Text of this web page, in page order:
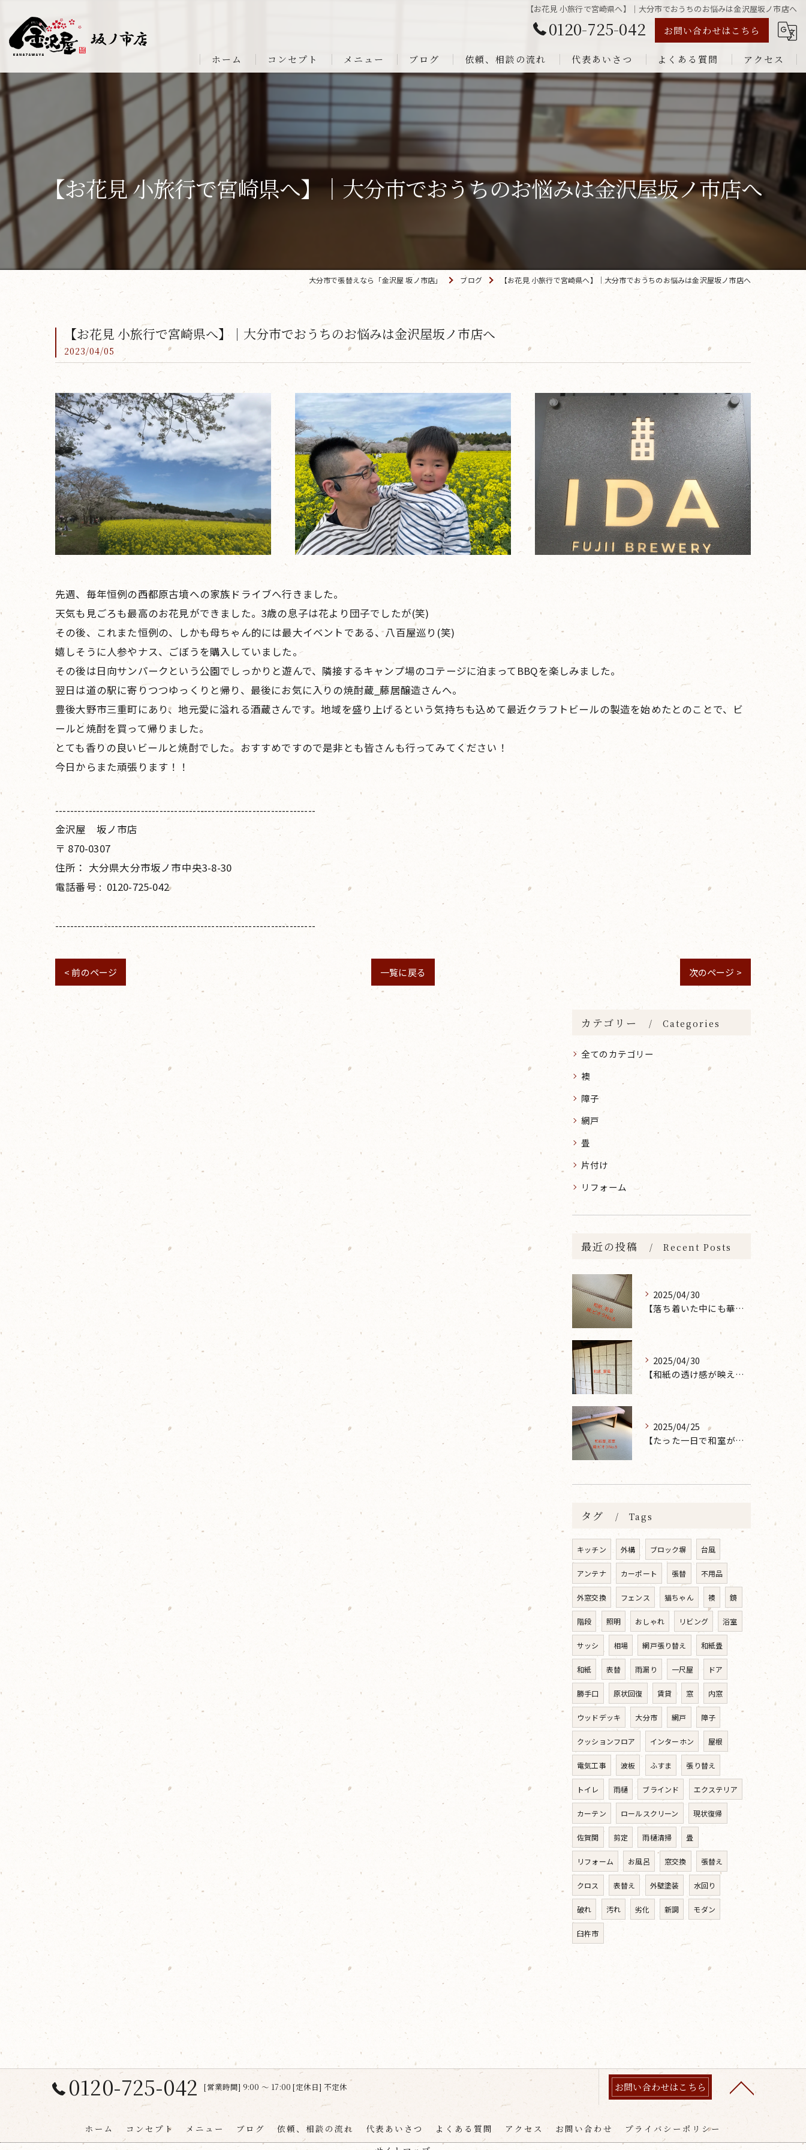
【お花見 小旅行で宮崎県へ】｜大分市でおうちのお悩みは金沢屋坂ノ市店へ
0120-725-042 お問い合わせはこちら
ホーム コンセプト メニュー ブログ 依頼、相談の流れ 代表あいさつ よくある質問 アクセス
【お花見 小旅行で宮崎県へ】｜大分市でおうちのお悩みは金沢屋坂ノ市店へ
大分市で張替えなら「金沢屋 坂ノ市店」 ブログ 【お花見 小旅行で宮崎県へ】｜大分市でおうちのお悩みは金沢屋坂ノ市店へ
【お花見 小旅行で宮崎県へ】｜大分市でおうちのお悩みは金沢屋坂ノ市店へ
2023/04/05
先週、毎年恒例の西都原古墳への家族ドライブへ行きました。
天気も見ごろも最高のお花見ができました。3歳の息子は花より団子でしたが(笑)
その後、これまた恒例の、しかも母ちゃん的には最大イベントである、八百屋巡り(笑)
嬉しそうに人参やナス、ごぼうを購入していました。
その後は日向サンパークという公園でしっかりと遊んで、隣接するキャンプ場のコテージに泊まってBBQを楽しみました。
翌日は道の駅に寄りつつゆっくりと帰り、最後にお気に入りの焼酎蔵_藤居醸造さんへ。
豊後大野市三重町にあり、地元愛に溢れる酒蔵さんです。地域を盛り上げるという気持ちも込めて最近クラフトビールの製造を始めたとのことで、ビ
ールと焼酎を買って帰りました。
とても香りの良いビールと焼酎でした。おすすめですので是非とも皆さんも行ってみてください！
今日からまた頑張ります！！
----------------------------------------------------------------------
金沢屋 坂ノ市店
〒 870-0307
住所： 大分県大分市坂ノ市中央3-8-30
電話番号 : 0120-725-042
----------------------------------------------------------------------
< 前のページ 一覧に戻る 次のページ >
カテゴリー Categories
全てのカテゴリー
襖
障子
網戸
畳
片付け
リフォーム
最近の投稿 Recent Posts
2025/04/30
【落ち着いた中にも華やかな雰囲気を】大分市で畳の表替えなら 張替本舗 金沢屋 坂ノ市店へ
2025/04/30
【和紙の透け感が映えるとても素敵な空間に】大分市で障子の張り替えなら 張替本舗 金沢屋 坂ノ市店へ
2025/04/25
【たった一日で和室が生まれ変わった話】畳の表替えなら 張替本舗 金沢屋 坂ノ市店へ
タグ Tags
キッチン 外構 ブロック塀 台風
アンテナ カーポート 張替 不用品
外窓交換 フェンス 猫ちゃん 襖 鏡
階段 照明 おしゃれ リビング 浴室
サッシ 相場 網戸張り替え 和紙畳
和紙 表替 雨漏り 一尺屋 ドア
勝手口 原状回復 賃貸 窓 内窓
ウッドデッキ 大分市 網戸 障子
クッションフロア インターホン 屋根
電気工事 波板 ふすま 張り替え
トイレ 雨樋 ブラインド エクステリア
カーテン ロールスクリーン 現状復帰
佐賀関 剪定 雨樋清掃 畳
リフォーム お風呂 窓交換 張替え
クロス 表替え 外壁塗装 水回り
破れ 汚れ 劣化 新調 モダン
臼杵市
0120-725-042 [営業時間] 9:00 〜 17:00 [定休日] 不定休 お問い合わせはこちら
ホーム コンセプト メニュー ブログ 依頼、相談の流れ 代表あいさつ よくある質問 アクセス お問い合わせ
プライバシーポリシー